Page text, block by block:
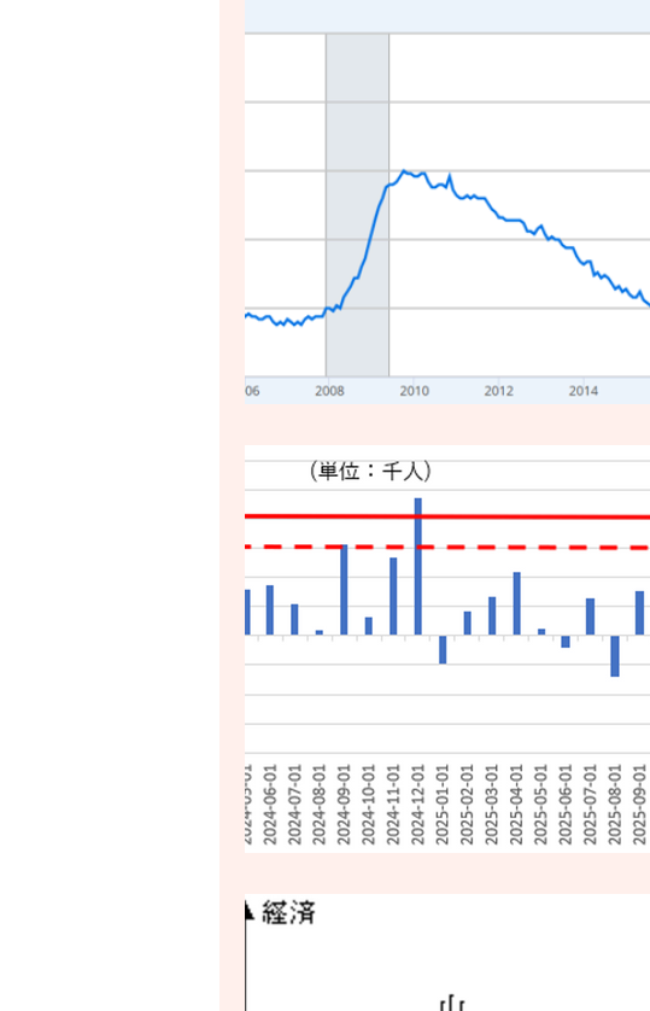
世界の経済をけん引する米国の政策
世界経済のけん引となるアメリカの
世界経済のけん引となるアメリカの政